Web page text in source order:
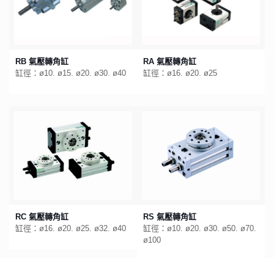
RB 氣壓轉角缸
缸徑：ø10. ø15. ø20. ø30. ø40
RA 氣壓轉角缸
缸徑：ø16. ø20. ø25
RC 氣壓轉角缸
缸徑：ø16. ø20. ø25. ø32. ø40
RS 氣壓轉角缸
缸徑：ø10. ø20. ø30. ø50. ø70.
ø100